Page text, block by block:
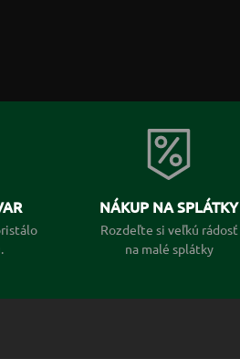
NÁKUP NA SPLÁTKY
Rozdeľte si veľkú rádosť
na malé splátky